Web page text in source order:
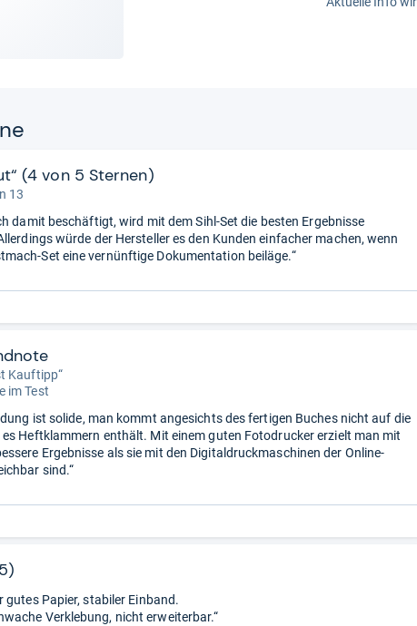
(4 von 5 Sternen)
13
damit beschäftigt, wird mit dem Sihl-Set die besten Ergebnisse
würde der Hersteller es den Kunden einfacher machen, wenn
Set eine vernünftige Dokumentation beiläge.“
Kauftipp“
im Test
ist solide, man kommt angesichts des fertigen Buches nicht auf die
es Heftklammern enthält. Mit einem guten Fotodrucker erzielt man mit
Ergebnisse als sie mit den Digitaldruckmaschinen der Online-
sind.“
gutes Papier, stabiler Einband.
Verklebung, nicht erweiterbar.“